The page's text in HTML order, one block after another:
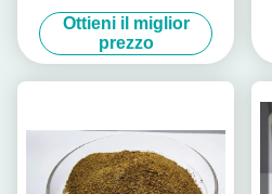
Se forma
Ottieni il miglior
prezzo